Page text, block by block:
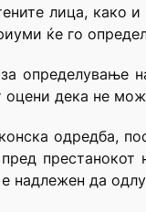
лица, како
ќе го
определување
дека не
одредба,
надлежен да